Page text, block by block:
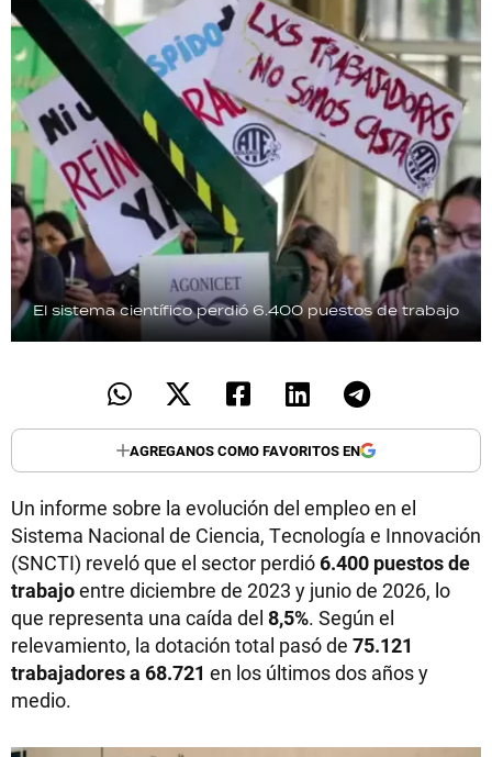
El sistema científico perdió 6.400 puestos de trabajo
AGREGANOS COMO FAVORITOS EN
Un informe sobre la evolución del empleo en el
Sistema Nacional de Ciencia, Tecnología e Innovación
(SNCTI) reveló que el sector perdió6.400 puestos de
trabajoentre diciembre de 2023 y junio de 2026, lo
que representa una caída del 8,5%. Según el
relevamiento, la dotación total pasó de 75.121
trabajadores a 68.721 en los últimos dos años y
medio.